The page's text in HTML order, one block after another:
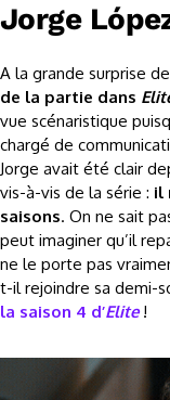
Jorge
A la grande surprise
de la partie dans
vue scénaristique
chargé de
Jorge avait été clair
vis-à-vis de la série : il
saisons. On ne sait
peut imaginer qu’il
ne le porte pas
t-il rejoindre sa demi-
la saison 4 d’Elite!